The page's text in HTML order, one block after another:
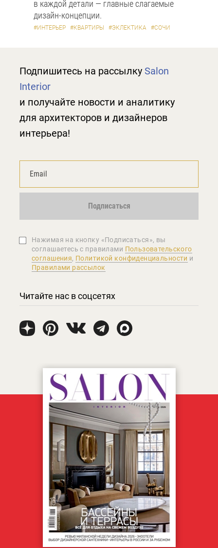
в каждой детали — главные слагаемые
дизайн-концепции.
#ИНТЕРЬЕР #КВАРТИРЫ #ЭКЛЕКТИКА #СОЧИ
Подпишитесь на рассылку Salon
Interior
и получайте новости и аналитику
для архитекторов и дизайнеров
интерьера!
Подписаться
Нажимая на кнопку «Подписаться», вы
соглашаетеcь с правилами Пользовательского
соглашения, Политикой конфиденциальности и
Правилами рассылок
Читайте нас в соцсетях